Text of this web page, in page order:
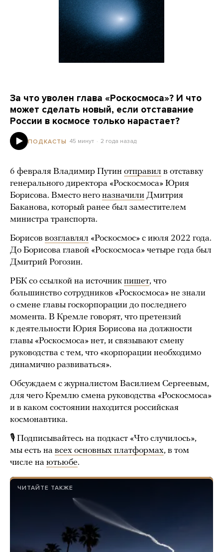
За что уволен глава «Роскосмоса»? И что
может сделать новый, если отставание
России в космосе только нарастает?
ПОДКАСТЫ 45 минут 2 года назад
6 февраля Владимир Путин отправил в отставку
генерального директора «Роскосмоса» Юрия
Борисова. Вместо него назначили Дмитрия
Баканова, который ранее был заместителем
министра транспорта.
Борисов возглавлял «Роскосмос» с июля 2022 года.
До Борисова главой «Роскосмоса» четыре года был
Дмитрий Рогозин.
РБК со ссылкой на источник пишет, что
большинство сотрудников «Роскосмоса» не знали
о смене главы госкорпорации до последнего
момента. В Кремле говорят, что претензий
к деятельности Юрия Борисова на должности
главы «Роскосмоса» нет, и связывают смену
руководства с тем, что «корпорации необходимо
динамично развиваться».
Обсуждаем с журналистом Василием Сергеевым,
для чего Кремлю смена руководства «Роскосмоса»
и в каком состоянии находится российская
космонавтика.
🎙 Подписывайтесь на подкаст «Что случилось»,
мы есть на всех основных платформах, в том
числе на ютьюбе.
ЧИТАЙТЕ ТАКЖЕ